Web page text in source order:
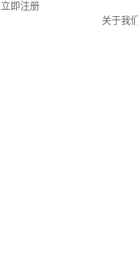
立即注册
关于我们